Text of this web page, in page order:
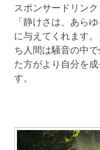
スポンサードリンク
「静けさは、あら
に与えてくれます
ち人間は騒音の中
た方がより自分を
す。